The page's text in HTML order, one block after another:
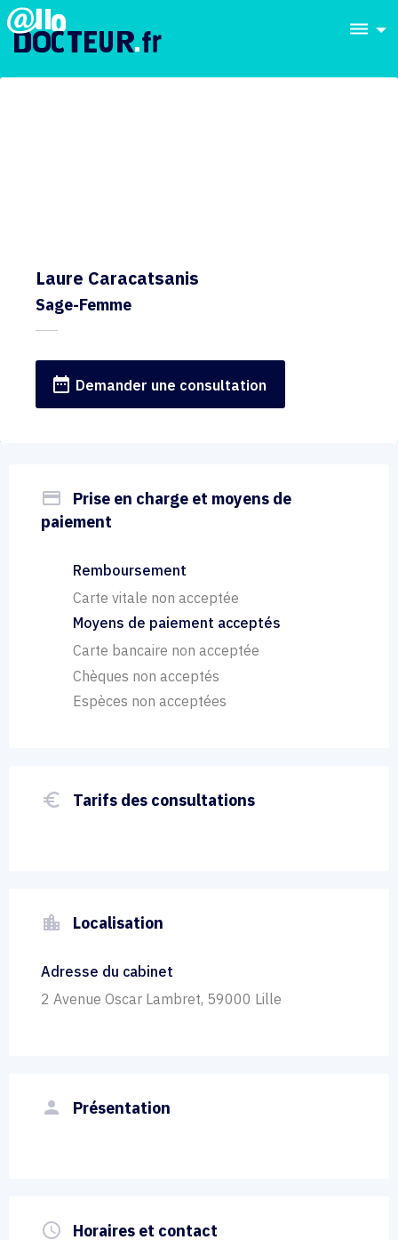
dehaze
Laure Caracatsanis
Sage-Femme
date_range Demander une consultation
payment
Prise en charge et moyens de
paiement
Remboursement
Carte vitale non acceptée
Moyens de paiement acceptés
Carte bancaire non acceptée
Chèques non acceptés
Espèces non acceptées
euro_symbol Tarifs des consultations
location_city Localisation
Adresse du cabinet
2 Avenue Oscar Lambret, 59000 Lille
person Présentation
query_builder Horaires et contact